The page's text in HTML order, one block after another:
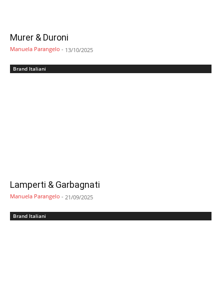
Murer & Duroni
Manuela Parangelo - 13/10/2025
Brand Italiani
Lamperti & Garbagnati
Manuela Parangelo - 21/09/2025
Brand Italiani